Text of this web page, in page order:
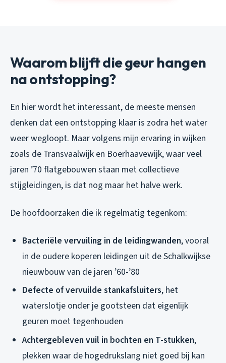
Waarom blijft die geur hangen
na ontstopping?
En hier wordt het interessant, de meeste mensen
denken dat een ontstopping klaar is zodra het water
weer wegloopt. Maar volgens mijn ervaring in wijken
zoals de Transvaalwijk en Boerhaavewijk, waar veel
jaren ’70 flatgebouwen staan met collectieve
stijgleidingen, is dat nog maar het halve werk.
De hoofdoorzaken die ik regelmatig tegenkom:
Bacteriële vervuiling in de leidingwanden, vooral
in de oudere koperen leidingen uit de Schalkwijkse
nieuwbouw van de jaren ’60-’80
Defecte of vervuilde stankafsluiters, het
waterslotje onder je gootsteen dat eigenlijk
geuren moet tegenhouden
Achtergebleven vuil in bochten en T-stukken,
plekken waar de hogedrukslang niet goed bij kan